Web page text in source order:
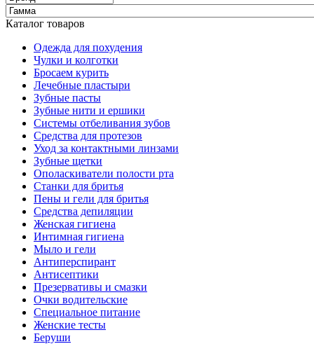
Каталог товаров
Одежда для похудения
Чулки и колготки
Бросаем курить
Лечебные пластыри
Зубные пасты
Зубные нити и ершики
Системы отбеливания зубов
Средства для протезов
Уход за контактными линзами
Зубные щетки
Ополаскиватели полости рта
Станки для бритья
Пены и гели для бритья
Средства депиляции
Женская гигиена
Интимная гигиена
Мыло и гели
Антиперспирант
Антисептики
Презервативы и смазки
Очки водительские
Специальное питание
Женские тесты
Беруши